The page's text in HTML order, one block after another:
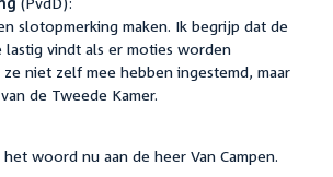
slotopmerking maken. Ik begrijp dat de
lastig vindt als er moties worden
niet zelf mee hebben ingestemd, maar
de Tweede Kamer.
woord nu aan de heer Van Campen.